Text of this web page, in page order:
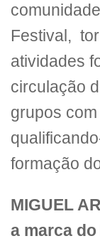
Festival,
atividades
circulação
grupos
formação
MIGUEL
a marca